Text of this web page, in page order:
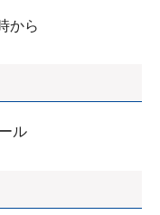
から
ル